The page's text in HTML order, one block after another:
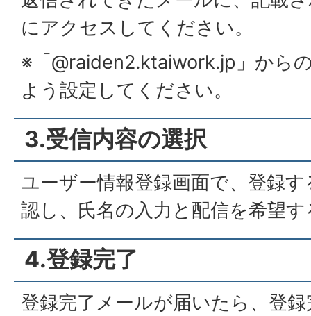
にアクセスしてください。
※「@raiden2.ktaiwork.jp」から
よう設定してください。
3.受信内容の選択
ユーザー情報登録画面で、登録
認し、氏名の入力と配信を希望
4.登録完了
登録完了メールが届いたら、登